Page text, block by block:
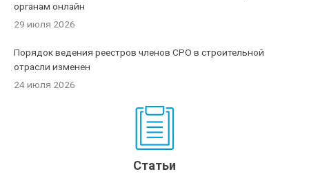
органам онлайн
29 июля 2026
Порядок ведения реестров членов СРО в строительной
отрасли изменен
24 июля 2026
Статьи